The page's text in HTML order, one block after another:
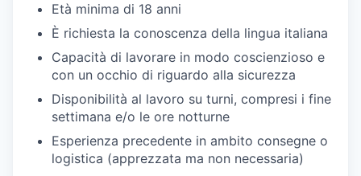
Età minima di 18 anni
È richiesta la conoscenza della lingua italiana
Capacità di lavorare in modo coscienzioso e
con un occhio di riguardo alla sicurezza
Disponibilità al lavoro su turni, compresi i fine
settimana e/o le ore notturne
Esperienza precedente in ambito consegne o
logistica (apprezzata ma non necessaria)